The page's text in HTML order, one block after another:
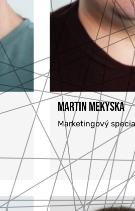
MARTIN MEKYSKA
Marketingový